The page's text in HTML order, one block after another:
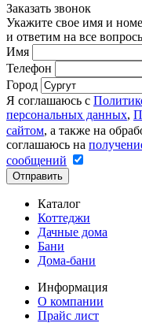
Заказать звонок
Укажите свое имя и
и ответим на все
Имя
Телефон
Город
Я соглашаюсь с
персональных данных,
сайтом, а также на
соглашаюсь на
сообщений
Отправить
Каталог
Коттеджи
Дачные дома
Бани
Дома-бани
Информация
О компании
Прайс лист